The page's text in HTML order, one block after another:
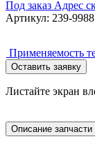
Под заказ Адрес
Артикул: 239-9988
Применяемость
Оставить заявку
Листайте экран
Описание запчасти